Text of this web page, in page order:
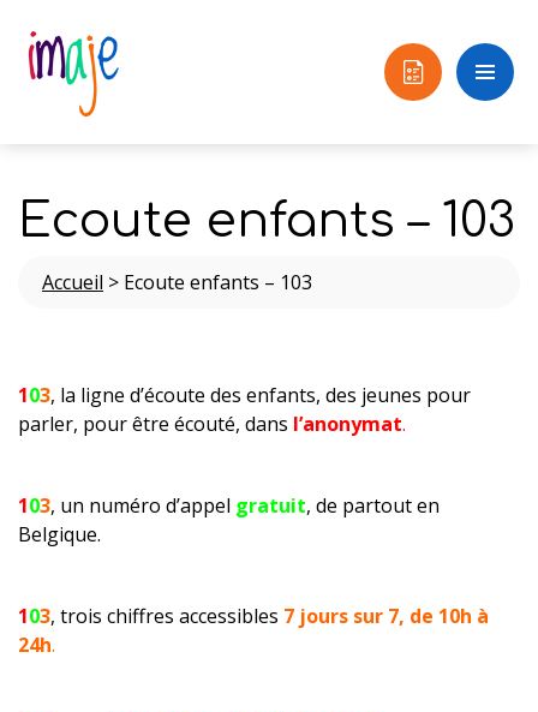
Ecoute enfants – 103
Accueil > Ecoute enfants – 103
103, la ligne d’écoute des enfants, des jeunes pour
parler, pour être écouté, dans l’anonymat.
103, un numéro d’appel gratuit, de partout en
Belgique.
103, trois chiffres accessibles 7 jours sur 7, de 10h à
24h.